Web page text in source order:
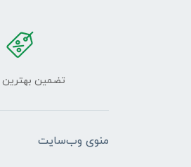
تضمین
منوی وب‌سایت